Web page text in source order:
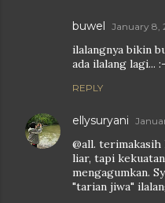
buwel January 8,
ilalangnya bikin
ada ilalang lagi...
REPLY
ellysuryani
@all.
liar, tapi
mengagumkan.
"tarian jiwa"